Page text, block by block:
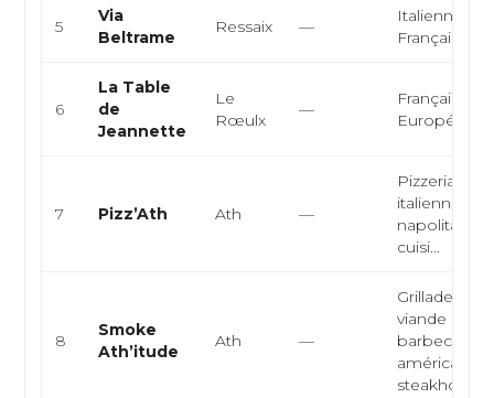
5
Via
Beltrame
Ressaix —
Italienne,
Française
6
La Table
de
Jeannette
Le
Rœulx
—
Française,
7 Pizz’Ath Ath —
Pizzeria,
italienne,
napolitaine,
cuisi...
8
Smoke
Ath’itude
Ath —
Grillade de
viande
barbecue
américain,
steakho...